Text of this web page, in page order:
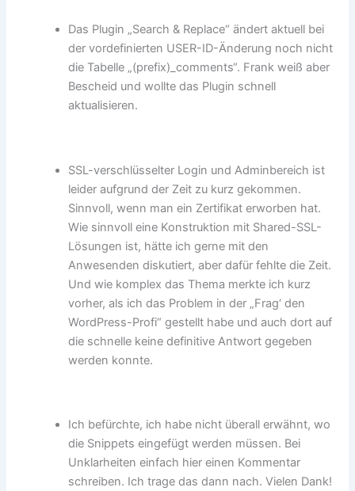
Das Plugin „Search & Replace“ ändert aktuell bei
der vordefinierten USER-ID-Änderung noch nicht
die Tabelle „(prefix)_comments“. Frank weiß aber
Bescheid und wollte das Plugin schnell
aktualisieren.
SSL-verschlüsselter Login und Adminbereich ist
leider aufgrund der Zeit zu kurz gekommen.
Sinnvoll, wenn man ein Zertifikat erworben hat.
Wie sinnvoll eine Konstruktion mit Shared-SSL-
Lösungen ist, hätte ich gerne mit den
Anwesenden diskutiert, aber dafür fehlte die Zeit.
Und wie komplex das Thema merkte ich kurz
vorher, als ich das Problem in der „Frag‘ den
WordPress-Profi“ gestellt habe und auch dort auf
die schnelle keine definitive Antwort gegeben
werden konnte.
Ich befürchte, ich habe nicht überall erwähnt, wo
die Snippets eingefügt werden müssen. Bei
Unklarheiten einfach hier einen Kommentar
schreiben. Ich trage das dann nach. Vielen Dank!